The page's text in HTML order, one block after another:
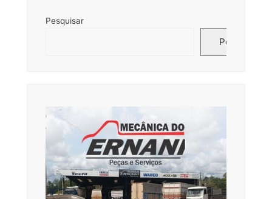
Pesquisar
Pesquisar